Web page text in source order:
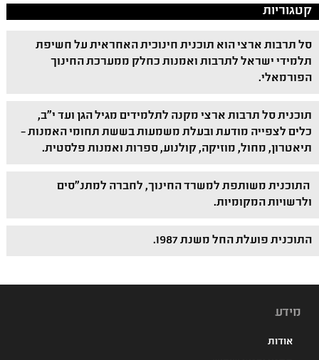
קטגוריות
סל תרבות ארצי הוא תוכנית חינוכית האחראית על חשיפת
תלמידי ישראל לתרבות ואמנות כחלק ממערכת החינוך
הפורמאלי.
תוכנית סל תרבות ארצי מקנה לתלמידים מגיל הגן ועד י"ב,
כלים לצפייה מודעת ובעלת משמעות בששת תחומי האמנות –
תיאטרון, מחול, מוזיקה, קולנוע, ספרות ואמנות פלסטית.
התוכנית משותפת למשרד החינוך, לחברה למתנ"סים
ולרשויות המקומיות.
התוכנית פועלת החל משנת 1987.
מידע
אודות